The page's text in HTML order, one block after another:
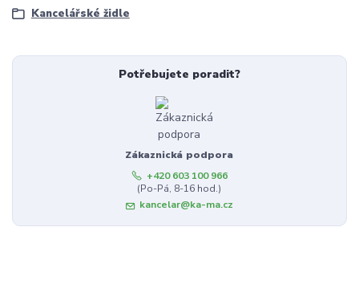
Kancelářské židle
Potřebujete poradit?
Zákaznická podpora
+420 603 100 966
(Po-Pá, 8-16 hod.)
kancelar@ka-ma.cz